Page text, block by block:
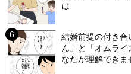
は
結婚前提の付き
ん」と「オムラ
なたが理解できま